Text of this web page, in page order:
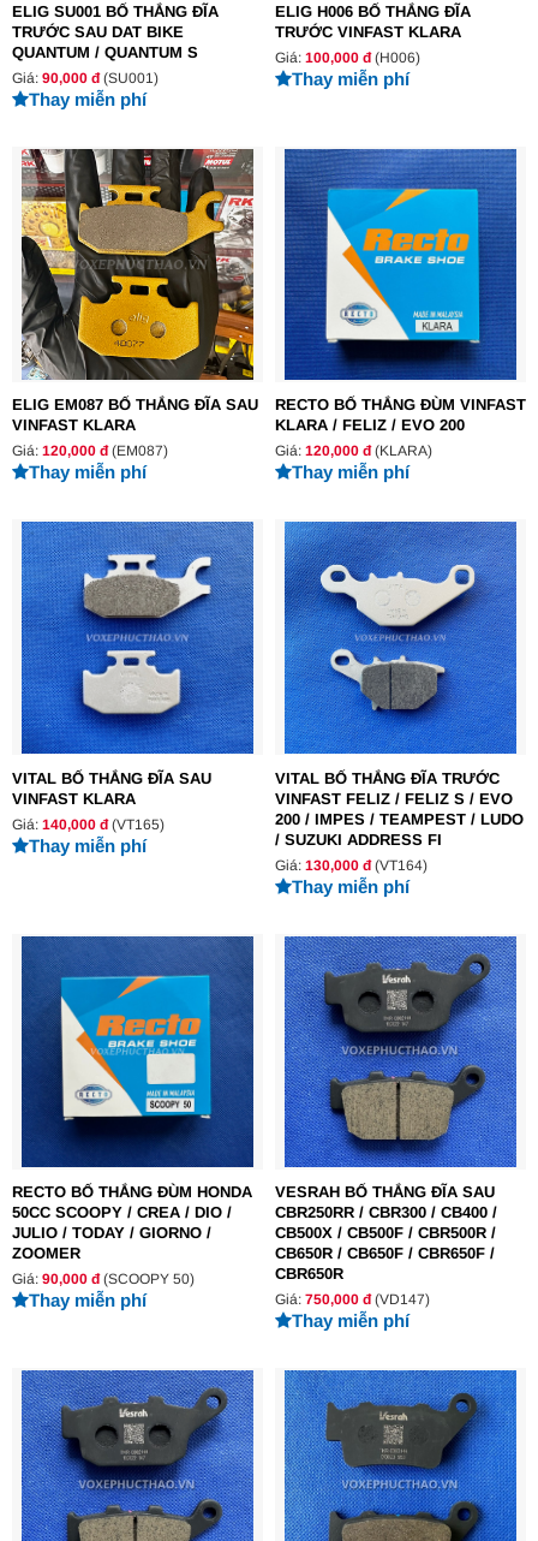
ELIG SU001 BỐ THẮNG ĐĨA
TRƯỚC SAU DAT BIKE
QUANTUM / QUANTUM S
Giá: 90,000 đ(SU001)
Thay miễn phí
ELIG H006 BỐ THẮNG ĐĨA
TRƯỚC VINFAST KLARA
Giá: 100,000 đ(H006)
Thay miễn phí
ELIG EM087 BỐ THẮNG ĐĨA SAU
VINFAST KLARA
Giá: 120,000 đ(EM087)
Thay miễn phí
RECTO BỐ THẮNG ĐÙM VINFAST
KLARA / FELIZ / EVO 200
Giá: 120,000 đ(KLARA)
Thay miễn phí
VITAL BỐ THẮNG ĐĨA SAU
VINFAST KLARA
Giá: 140,000 đ(VT165)
Thay miễn phí
VITAL BỐ THẮNG ĐĨA TRƯỚC
VINFAST FELIZ / FELIZ S / EVO
200 / IMPES / TEAMPEST / LUDO
/ SUZUKI ADDRESS FI
Giá: 130,000 đ(VT164)
Thay miễn phí
RECTO BỐ THẮNG ĐÙM HONDA
50CC SCOOPY / CREA / DIO /
JULIO / TODAY / GIORNO /
ZOOMER
Giá: 90,000 đ(SCOOPY 50)
Thay miễn phí
VESRAH BỐ THẮNG ĐĨA SAU
CBR250RR / CBR300 / CB400 /
CB500X / CB500F / CBR500R /
CB650R / CB650F / CBR650F /
CBR650R
Giá: 750,000 đ(VD147)
Thay miễn phí